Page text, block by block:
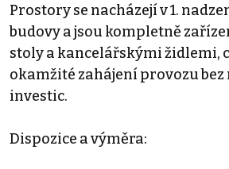
Prostory se nacházejí v 1.
budovy a jsou kompletně
stoly a kancelářskými židlemi,
okamžité zahájení provozu
investic.
Dispozice a výměra: